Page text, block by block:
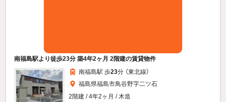
南福島駅より徒歩23分 築4年2ヶ月 2階建の賃貸物件
南福島駅 歩23分 （東北線）
福島県福島市鳥谷野字二ツ石
2階建 / 4年2ヶ月 / 木造